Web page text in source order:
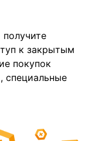
к закрытым
покупок
специальные